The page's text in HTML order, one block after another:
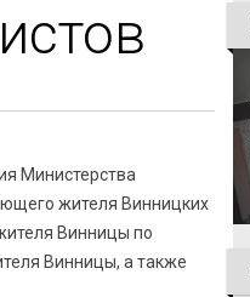
Министерства
жителя Винницких
Винницы по
Винницы, а также